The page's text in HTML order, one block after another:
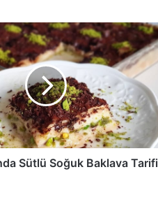
Sütlü Soğuk Baklava Tarifi